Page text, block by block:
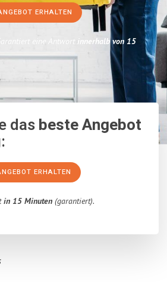
ERHALTEN
eine Antwort innerhalb von 15
dasbeste Angebot
ERHALTEN
in 15 Minuten(garantiert).